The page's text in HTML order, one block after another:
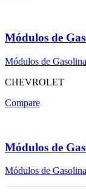
Módulos de
Módulos de Gasolina
CHEVROLET
Compare
Módulos de
Módulos de Gasolina